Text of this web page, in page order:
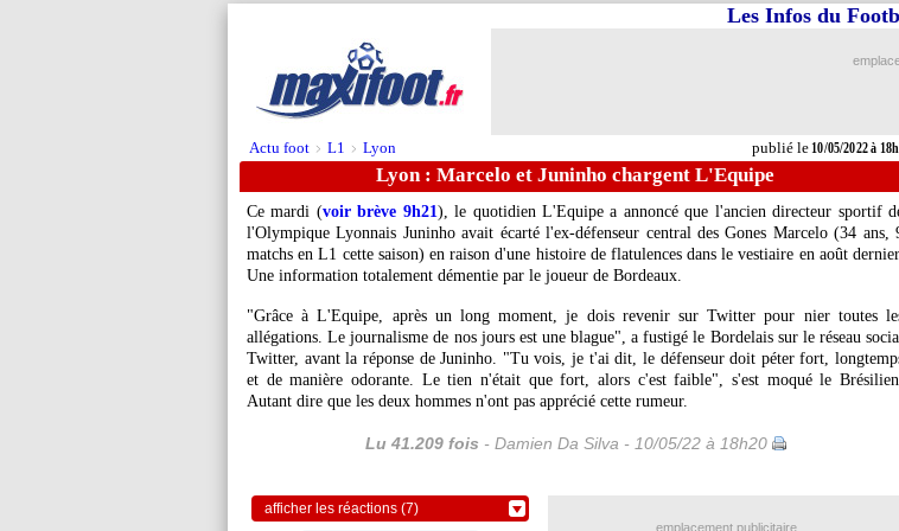
Actu foot > L1 > Lyon publié le10/05/2022 à
Les Infos du
Lyon : Marcelo et Juninho chargent L'Equipe
Ce mardi (voir brève 9h21), le quotidien L'Equipe a annoncé que l'ancien directeur sportif
l'Olympique Lyonnais Juninho avait écarté l'ex-défenseur central des Gones Marcelo (34 ans,
matchs en L1 cette saison) en raison d'une histoire de flatulences dans le vestiaire en août
Une information totalement démentie par le joueur de Bordeaux.
"Grâce à L'Equipe, après un long moment, je dois revenir sur Twitter pour nier toutes
allégations. Le journalisme de nos jours est une blague", a fustigé le Bordelais sur le réseau
Twitter, avant la réponse de Juninho. "Tu vois, je t'ai dit, le défenseur doit péter fort,
et de manière odorante. Le tien n'était que fort, alors c'est faible", s'est moqué le
Autant dire que les deux hommes n'ont pas apprécié cette rumeur.
Lu 41.209 fois - Damien Da Silva - 10/05/22 à 18h20
afficher les réactions (7)
emplacement publicitaire